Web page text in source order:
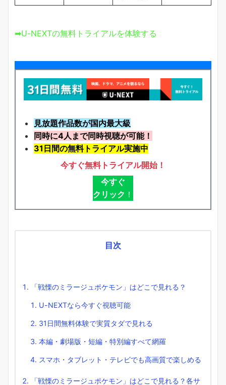
➡U-NEXTの無料トライアルを体験する
見放題作品数が国内最大級
同時に4人まで同時視聴が可能！
31日間の無料トライアル実施中
今すぐ無料トライアル開始！
今すぐ
クリック ！
目次
「戦慄のミラージュポケモン」はどこで見れる？
U-NEXTなら今すぐ視聴可能
31日間無料体験で実質タダで見れる
本編・劇場版・短編・特別編すべて網羅
スマホ・タブレット・テレビでも高画質で楽しめる
「戦慄のミラージュポケモン」はどこで見れる？各サ